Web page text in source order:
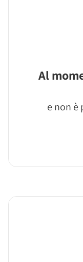
Al
e non è